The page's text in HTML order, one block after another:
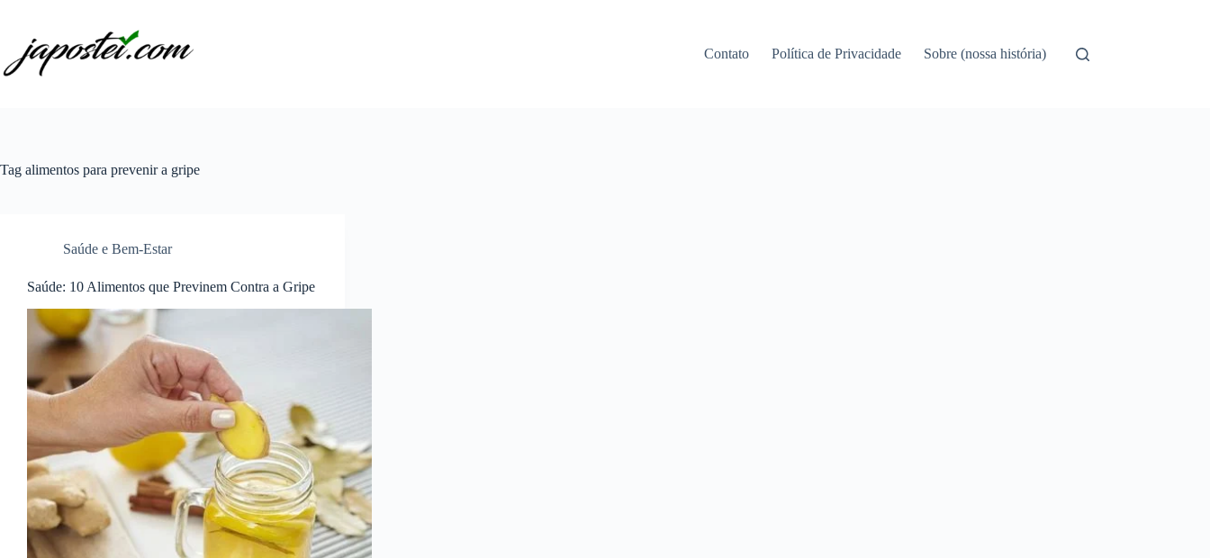
conteúdo
Contato Política de Privacidade Sobre (nossa história)
Tag alimentos para prevenir a gripe
Saúde e Bem-Estar
Saúde: 10 Alimentos que Previnem Contra a Gripe